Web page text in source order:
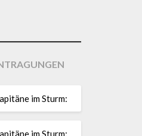
im Sturm:
im Sturm: